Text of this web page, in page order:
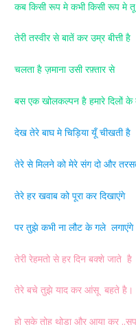
कब किसी रूप मे कभी किसी रूप मे तू
तेरी तस्वीर से बातें कर उम्र बीत्ती है
चलता है ज़माना उसी रफ़्तार से
बस एक खोलकल्पन है हमारे दिलों के
देख तेरे बाघ मे चिड़िया यूँ चीखती है
तेरे से मिलने को मेरे संग दो और
तेरे हर खवाब को पूरा कर दिखाएंगे
पर तुझे कभी ना लौट के गले
तेरी रेहमतो से हर दिन बक्शे जाते है
तेरे बचे तुझे याद कर आंसू बहते
हो सके तोह थोड़ा और आया कर